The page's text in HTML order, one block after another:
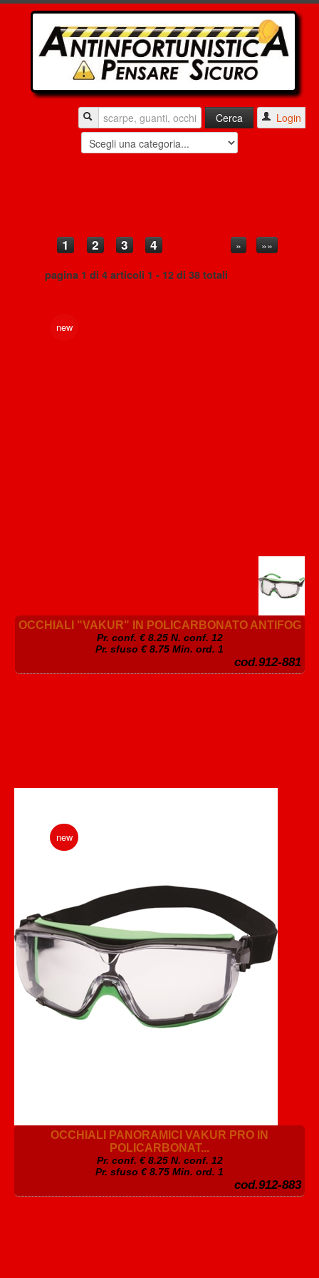
Login
1 2 3 4
pagina 1 di 4 articoli 1 - 12 di 38 totali
» »»
new
OCCHIALI "VAKUR" IN POLICARBONATO ANTIFOG
Pr. conf. €8.25N. conf. 12
Pr. sfuso € 8.75 Min. ord. 1
cod.912-881
new
OCCHIALI PANORAMICI VAKUR PRO IN
POLICARBONAT...
Pr. conf. €8.25N. conf. 12
Pr. sfuso € 8.75 Min. ord. 1
cod.912-883